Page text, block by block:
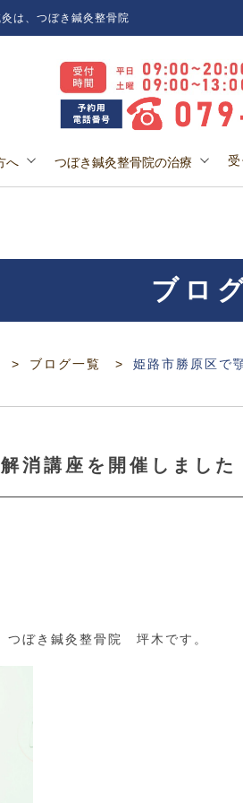
は、つぼき鍼灸整骨院
へ つぼき鍼灸整骨院の治療
ブロ
ブログ一覧 姫路市勝原区で
消講座を開催しました
ぼき鍼灸整骨院 坪木です。